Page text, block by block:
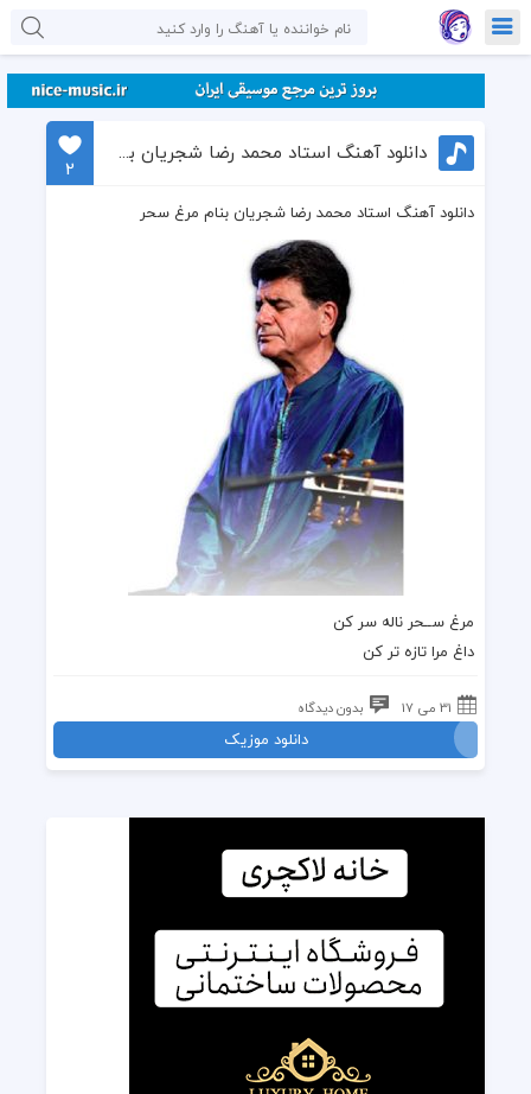
دانلود آهنگ استاد محمد رضا شجریان بنام مرغ سحر
2
دانلود آهنگ استاد محمد رضا شجریان بنام مرغ سحر
مرغ ســحر ناله سر کن
داغ مرا تازه تر کن
31 می 17 بدون دیدگاه
دانلود موزیک